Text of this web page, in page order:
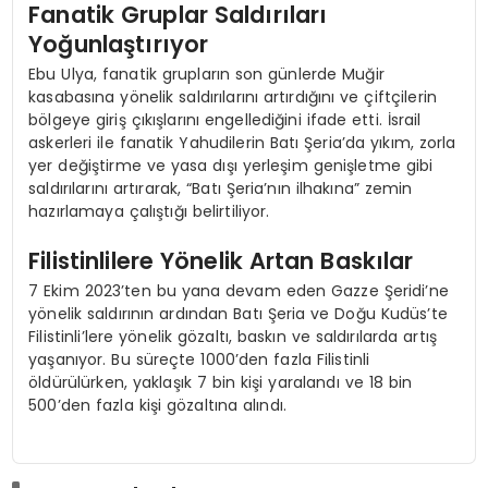
Fanatik Gruplar Saldırıları
Yoğunlaştırıyor
Ebu Ulya, fanatik grupların son günlerde Muğir
kasabasına yönelik saldırılarını artırdığını ve çiftçilerin
bölgeye giriş çıkışlarını engellediğini ifade etti. İsrail
askerleri ile fanatik Yahudilerin Batı Şeria’da yıkım, zorla
yer değiştirme ve yasa dışı yerleşim genişletme gibi
saldırılarını artırarak, “Batı Şeria’nın ilhakına” zemin
hazırlamaya çalıştığı belirtiliyor.
Filistinlilere Yönelik Artan Baskılar
7 Ekim 2023’ten bu yana devam eden Gazze Şeridi’ne
yönelik saldırının ardından Batı Şeria ve Doğu Kudüs’te
Filistinli’lere yönelik gözaltı, baskın ve saldırılarda artış
yaşanıyor. Bu süreçte 1000’den fazla Filistinli
öldürülürken, yaklaşık 7 bin kişi yaralandı ve 18 bin
500’den fazla kişi gözaltına alındı.